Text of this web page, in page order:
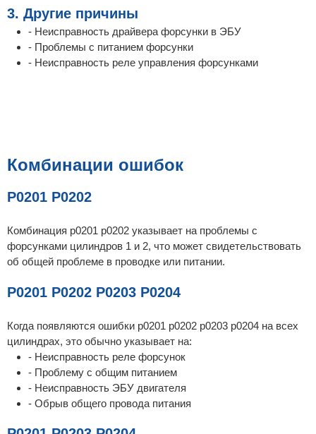
3. Другие причины
- Неисправность драйвера форсунки в ЭБУ
- Проблемы с питанием форсунки
- Неисправность реле управления форсунками
Комбинации ошибок
P0201 P0202
Комбинация p0201 p0202 указывает на проблемы с
форсунками цилиндров 1 и 2, что может свидетельствовать
об общей проблеме в проводке или питании.
P0201 P0202 P0203 P0204
Когда появляются ошибки p0201 p0202 p0203 p0204 на всех
цилиндрах, это обычно указывает на:
- Неисправность реле форсунок
- Проблему с общим питанием
- Неисправность ЭБУ двигателя
- Обрыв общего провода питания